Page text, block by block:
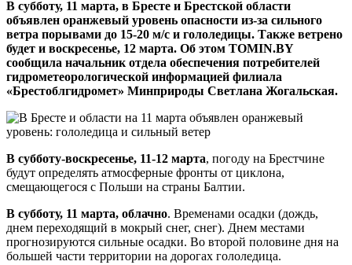
В субботу, 11 марта, в Бресте и Брестской области
объявлен оранжевый уровень опасности из-за сильного
ветра порывами до 15-20 м/с и гололедицы. Также ветрено
будет и воскресенье, 12 марта. Об этом TOMIN.BY
сообщила начальник отдела обеспечения потребителей
гидрометеорологической информацией филиала
«Брестоблгидромет» Минприроды Светлана Жогальская.
В субботу-воскресенье, 11-12 марта, погоду на Брестчине
будут определять атмосферные фронты от циклона,
смещающегося с Польши на страны Балтии.
В субботу, 11 марта, облачно. Временами осадки (дождь,
днем переходящий в мокрый снег, снег). Днем местами
прогнозируются сильные осадки. Во второй половине дня на
большей части территории на дорогах гололедица.